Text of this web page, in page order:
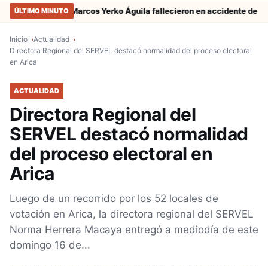
ÚLTIMO MINUTO
de San Marcos Yerko Águila fallecieron en accidente de tránsito en
Inicio
Actualidad
Directora Regional del SERVEL destacó normalidad del proceso electoral
en Arica
ACTUALIDAD
Directora Regional del
SERVEL destacó normalidad
del proceso electoral en
Arica
Luego de un recorrido por los 52 locales de
votación en Arica, la directora regional del SERVEL
Norma Herrera Macaya entregó a mediodía de este
domingo 16 de...